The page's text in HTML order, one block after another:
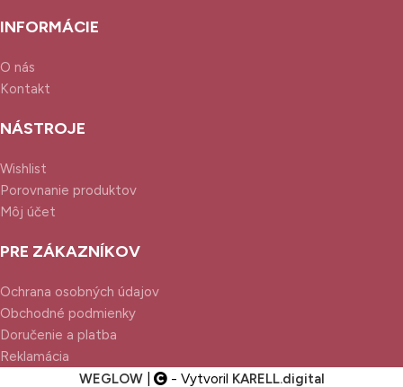
INFORMÁCIE
O nás
Kontakt
NÁSTROJE
Wishlist
Porovnanie produktov
Môj účet
PRE ZÁKAZNÍKOV
Ochrana osobných údajov
Obchodné podmienky
Doručenie a platba
Reklamácia
WEGLOW| - Vytvoril KARELL.digital